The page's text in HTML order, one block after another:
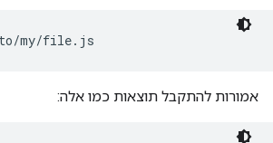
אמורות להתקבל תוצאות כמו אלה: